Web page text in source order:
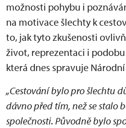
možnosti pohybu i
na motivace šlechty k
to, jak tyto zkušenosti
život, reprezentaci i
která dnes spravuje
„Cestování bylo pro šlechtu
dávno před tím, než se stalo
společnosti. Původně bylo